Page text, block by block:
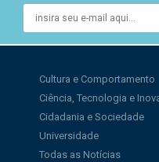
Cultura e Comportamento
Ciência, Tecnologia e
Cidadania e Sociedade
Universidade
Todas as Notícias